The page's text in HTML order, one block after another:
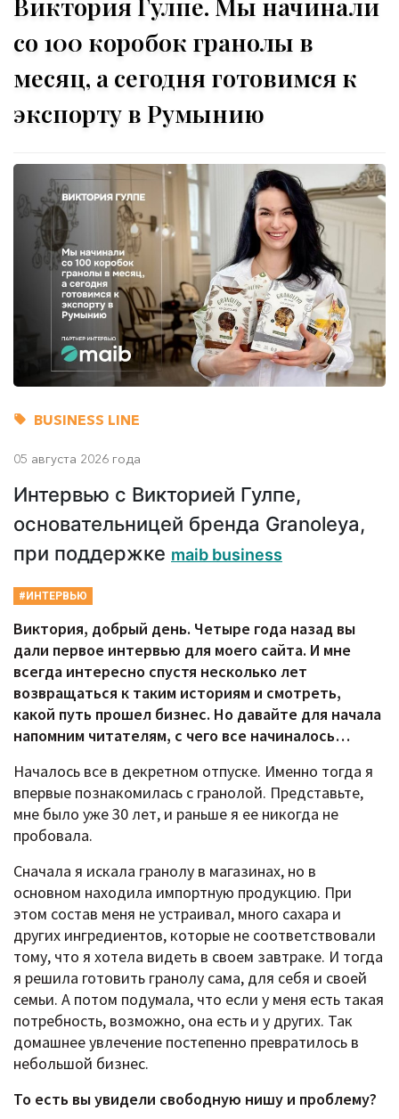
BUSINESS LINE
05 августа 2026 года
со 100 коробок гранолы в
месяц, а сегодня готовимся к
экспорту в Румынию
Интервью с Викторией Гулпе,
основательницей бренда Granoleya,
при поддержке maib business
#ИНТЕРВЬЮ
Виктория, добрый день. Четыре года назад вы
дали первое интервью для моего сайта. И мне
всегда интересно спустя несколько лет
возвращаться к таким историям и смотреть,
какой путь прошел бизнес. Но давайте для начала
напомним читателям, с чего все начиналось…
Началось все в декретном отпуске. Именно тогда я
впервые познакомилась с гранолой. Представьте,
мне было уже 30 лет, и раньше я ее никогда не
пробовала.
Сначала я искала гранолу в магазинах, но в
основном находила импортную продукцию. При
этом состав меня не устраивал, много сахара и
других ингредиентов, которые не соответствовали
тому, что я хотела видеть в своем завтраке. И тогда
я решила готовить гранолу сама, для себя и своей
семьи. А потом подумала, что если у меня есть такая
потребность, возможно, она есть и у других. Так
домашнее увлечение постепенно превратилось в
небольшой бизнес.
То есть вы увидели свободную нишу и проблему?